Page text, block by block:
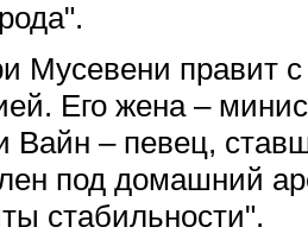
Мусевени правит с
Его жена –
Вайн – певец,
под домашний
стабильности".